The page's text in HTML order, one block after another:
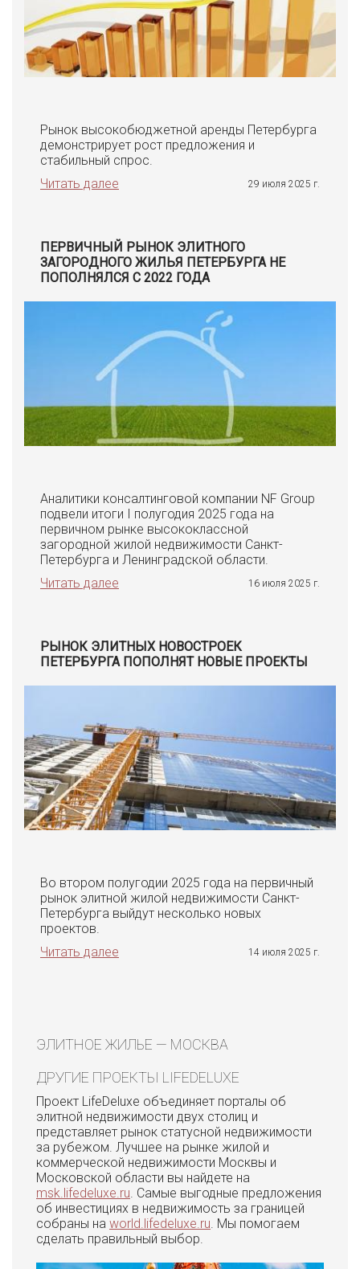
Рынок высокобюджетной аренды Петербурга
демонстрирует рост предложения и
стабильный спрос.
Читать далее
29 июля 2025 г.
ПЕРВИЧНЫЙ РЫНОК ЭЛИТНОГО
ЗАГОРОДНОГО ЖИЛЬЯ ПЕТЕРБУРГА НЕ
ПОПОЛНЯЛСЯ С 2022 ГОДА
Аналитики консалтинговой компании NF Group
подвели итоги I полугодия 2025 года на
первичном рынке высококлассной
загородной жилой недвижимости Санкт-
Петербурга и Ленинградской области.
Читать далее
16 июля 2025 г.
РЫНОК ЭЛИТНЫХ НОВОСТРОЕК
ПЕТЕРБУРГА ПОПОЛНЯТ НОВЫЕ ПРОЕКТЫ
Во втором полугодии 2025 года на первичный
рынок элитной жилой недвижимости Санкт-
Петербурга выйдут несколько новых
проектов.
Читать далее
14 июля 2025 г.
ЭЛИТНОЕ ЖИЛЬЕ — МОСКВА
ДРУГИЕ ПРОЕКТЫ LIFEDELUXE
Проект LifeDeluxe объединяет порталы об
элитной недвижимости двух столиц и
представляет рынок статусной недвижимости
за рубежом. Лучшее на рынке жилой и
коммерческой недвижимости Москвы и
Московской области вы найдете на
msk.lifedeluxe.ru. Самые выгодные предложения
об инвестициях в недвижимость за границей
собраны на world.lifedeluxe.ru. Мы помогаем
сделать правильный выбор.